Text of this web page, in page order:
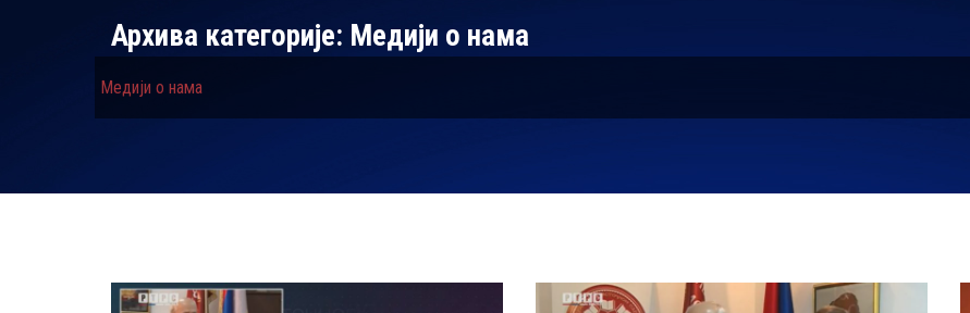
Архива категорије: Медији о нама
Медији о нама